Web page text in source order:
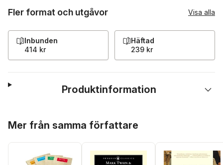
Fler format och utgåvor Visa alla
Inbunden
414 kr
Häftad
239 kr
Produktinformation
Mer från samma författare